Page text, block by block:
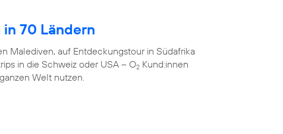
70 Ländern
Malediven, auf Entdeckungstour in Südafrika
in die Schweiz oder USA – O2 Kund:innen
Welt nutzen.